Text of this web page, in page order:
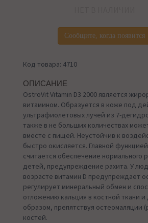
Сообщите, когда появится
Код товара: 4710
ОПИСАНИЕ
OstroVit Vitamin D3 2000 является
витамином. Образуется в коже под
ультрафиолетовых лучей из 7-
также в не больших количествах
вместе с пищей. Неустойчив к
быстро окисляется. Главной
считается обеспечение нормального
детей, предупреждение рахита. У
возрасте витамин D предупреждает
регулирует минеральный обмен и
отложению кальция в костной ткани
образом, препятствуя остеомаляции
костей.